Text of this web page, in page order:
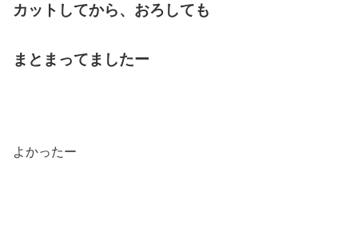
カットしてから、おろしても
まとまってましたー
よかったー